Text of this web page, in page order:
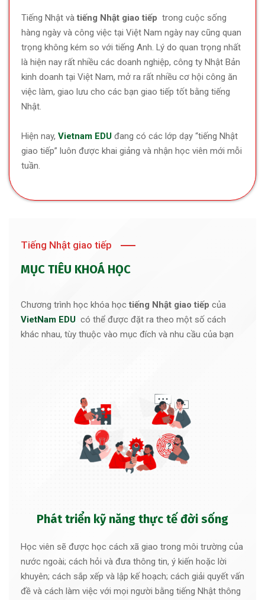
Tiếng Nhật và tiếng Nhật giao tiếp trong cuộc sống
hàng ngày và công việc tại Việt Nam ngày nay cũng quan
trọng không kém so với tiếng Anh. Lý do quan trọng nhất
là hiện nay rất nhiều các doanh nghiệp, công ty Nhật Bản
kinh doanh tại Việt Nam, mở ra rất nhiều cơ hội công ăn
việc làm, giao lưu cho các bạn giao tiếp tốt bằng tiếng
Nhật.
Hiện nay, Vietnam EDU đang có các lớp dạy “tiếng Nhật
giao tiếp” luôn được khai giảng và nhận học viên mới mỗi
tuần.
Tiếng Nhật giao tiếp
MỤC TIÊU KHOÁ HỌC
Chương trình học khóa học tiếng Nhật giao tiếp của
VietNam EDU có thể được đặt ra theo một số cách
khác nhau, tùy thuộc vào mục đích và nhu cầu của bạn
Phát triển kỹ năng thực tế đời sống
Học viên sẽ được học cách xã giao trong môi trường của
nước ngoài; cách hỏi và đưa thông tin, ý kiến hoặc lời
khuyên; cách sắp xếp và lập kế hoạch; cách giải quyết vấn
đề và cách làm việc với mọi người bằng tiếng Nhật thông